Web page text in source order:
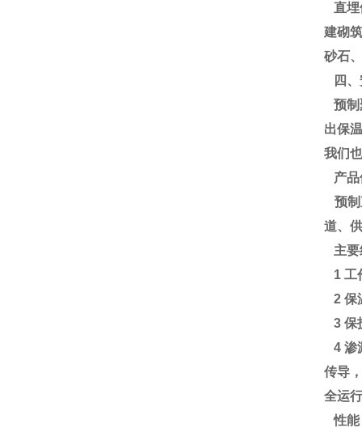
直埋
建砌
砂石
四、
预制
出保
我们
产品
预制
道、
主要
1 工
2 保
3 保
4 渗
传导
全运
性